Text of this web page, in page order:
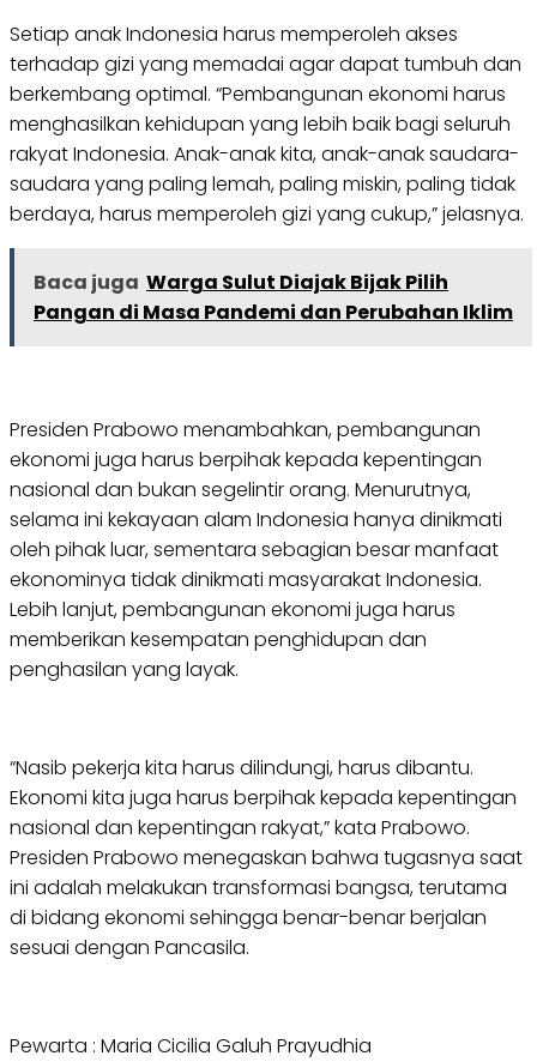
Setiap anak Indonesia harus memperoleh akses
terhadap gizi yang memadai agar dapat tumbuh dan
berkembang optimal. “Pembangunan ekonomi harus
menghasilkan kehidupan yang lebih baik bagi seluruh
rakyat Indonesia. Anak-anak kita, anak-anak saudara-
saudara yang paling lemah, paling miskin, paling tidak
berdaya, harus memperoleh gizi yang cukup,” jelasnya.
Baca juga Warga Sulut Diajak Bijak Pilih
Pangan di Masa Pandemi dan Perubahan Iklim
Presiden Prabowo menambahkan, pembangunan
ekonomi juga harus berpihak kepada kepentingan
nasional dan bukan segelintir orang. Menurutnya,
selama ini kekayaan alam Indonesia hanya dinikmati
oleh pihak luar, sementara sebagian besar manfaat
ekonominya tidak dinikmati masyarakat Indonesia.
Lebih lanjut, pembangunan ekonomi juga harus
memberikan kesempatan penghidupan dan
penghasilan yang layak.
“Nasib pekerja kita harus dilindungi, harus dibantu.
Ekonomi kita juga harus berpihak kepada kepentingan
nasional dan kepentingan rakyat,” kata Prabowo.
Presiden Prabowo menegaskan bahwa tugasnya saat
ini adalah melakukan transformasi bangsa, terutama
di bidang ekonomi sehingga benar-benar berjalan
sesuai dengan Pancasila.
Pewarta : Maria Cicilia Galuh Prayudhia